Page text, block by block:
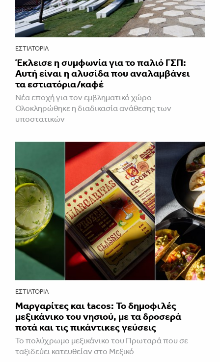
ΕΣΤΙΑΤΌΡΙΑ
Έκλεισε η συμφωνία για το παλιό ΓΣΠ:
Αυτή είναι η αλυσίδα που αναλαμβάνει
τα εστιατόρια/καφέ
Νέα εποχή για τον εμβληματικό χώρο –
Ολοκληρώθηκε η διαδικασία ανάθεσης των
υποστατικών
ΕΣΤΙΑΤΌΡΙΑ
Μαργαρίτες και tacos: Το δημοφιλές
μεξικάνικο του νησιού, με τα δροσερά
ποτά και τις πικάντικες γεύσεις
Το πολύχρωμο μεξικάνικο του Πρωταρά που σε
ταξιδεύει κατευθείαν στο Μεξικό